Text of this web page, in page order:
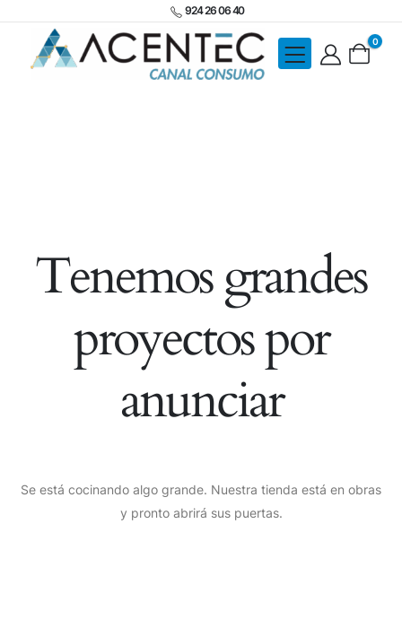
924 26 06 40
0
Tenemos grandes
proyectos por
anunciar
Se está cocinando algo grande. Nuestra tienda está en obras
y pronto abrirá sus puertas.